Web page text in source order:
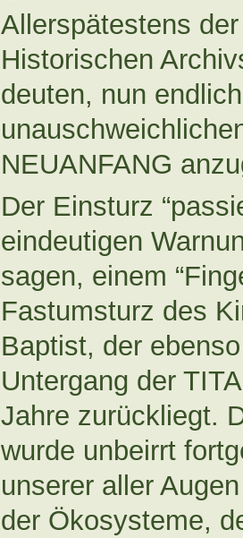
Allerspätestens
Historischen
deuten, nun
NEUANFANG
Der Einsturz
eindeutigen
sagen, einem
Fastumsturz des
Baptist, der
Untergang der
Jahre zurückliegt.
wurde unbeirrt
unserer aller
der Ökosysteme,